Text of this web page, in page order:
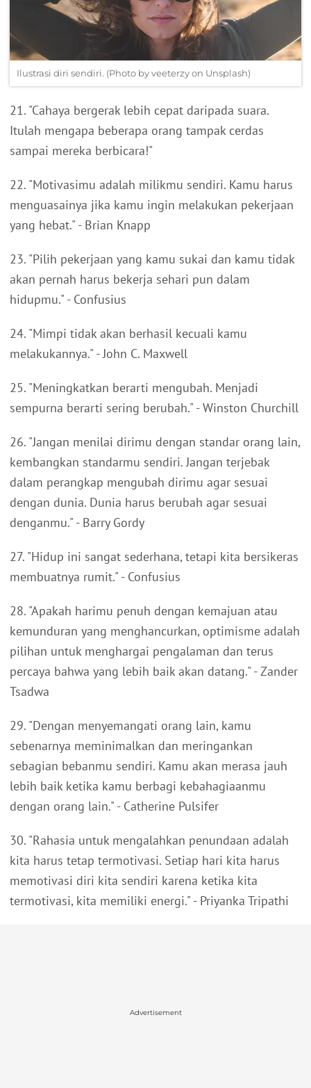
Ilustrasi diri sendiri. (Photo by veeterzy on Unsplash)
21. "Cahaya bergerak lebih cepat daripada suara.
Itulah mengapa beberapa orang tampak cerdas
sampai mereka berbicara!"
22. "Motivasimu adalah milikmu sendiri. Kamu harus
menguasainya jika kamu ingin melakukan pekerjaan
yang hebat." - Brian Knapp
23. "Pilih pekerjaan yang kamu sukai dan kamu tidak
akan pernah harus bekerja sehari pun dalam
hidupmu." - Confusius
24. "Mimpi tidak akan berhasil kecuali kamu
melakukannya." - John C. Maxwell
25. "Meningkatkan berarti mengubah. Menjadi
sempurna berarti sering berubah." - Winston Churchill
26. "Jangan menilai dirimu dengan standar orang lain,
kembangkan standarmu sendiri. Jangan terjebak
dalam perangkap mengubah dirimu agar sesuai
dengan dunia. Dunia harus berubah agar sesuai
denganmu." - Barry Gordy
27. "Hidup ini sangat sederhana, tetapi kita bersikeras
membuatnya rumit." - Confusius
28. "Apakah harimu penuh dengan kemajuan atau
kemunduran yang menghancurkan, optimisme adalah
pilihan untuk menghargai pengalaman dan terus
percaya bahwa yang lebih baik akan datang." - Zander
Tsadwa
29. "Dengan menyemangati orang lain, kamu
sebenarnya meminimalkan dan meringankan
sebagian bebanmu sendiri. Kamu akan merasa jauh
lebih baik ketika kamu berbagi kebahagiaanmu
dengan orang lain." - Catherine Pulsifer
30. "Rahasia untuk mengalahkan penundaan adalah
kita harus tetap termotivasi. Setiap hari kita harus
memotivasi diri kita sendiri karena ketika kita
termotivasi, kita memiliki energi." - Priyanka Tripathi
Advertisement